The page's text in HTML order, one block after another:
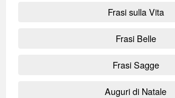
Frasi sulla Vita
Frasi Belle
Frasi Sagge
Auguri di Natale